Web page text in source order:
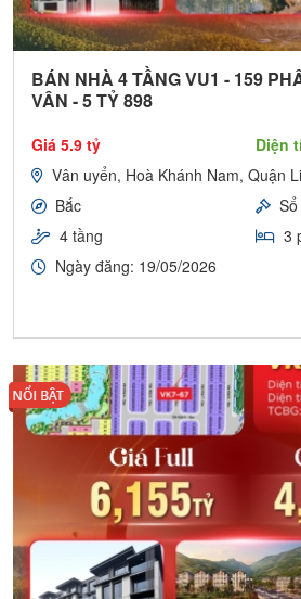
BÁN NHÀ 4 TẦNG VU1 - 159
VÂN - 5 TỶ 898
Giá 5.9 tỷ Diện
Vân uyển, Hoà Khánh Nam, Quận
Bắc
4 tầng
3
Ngày đăng: 19/05/2026